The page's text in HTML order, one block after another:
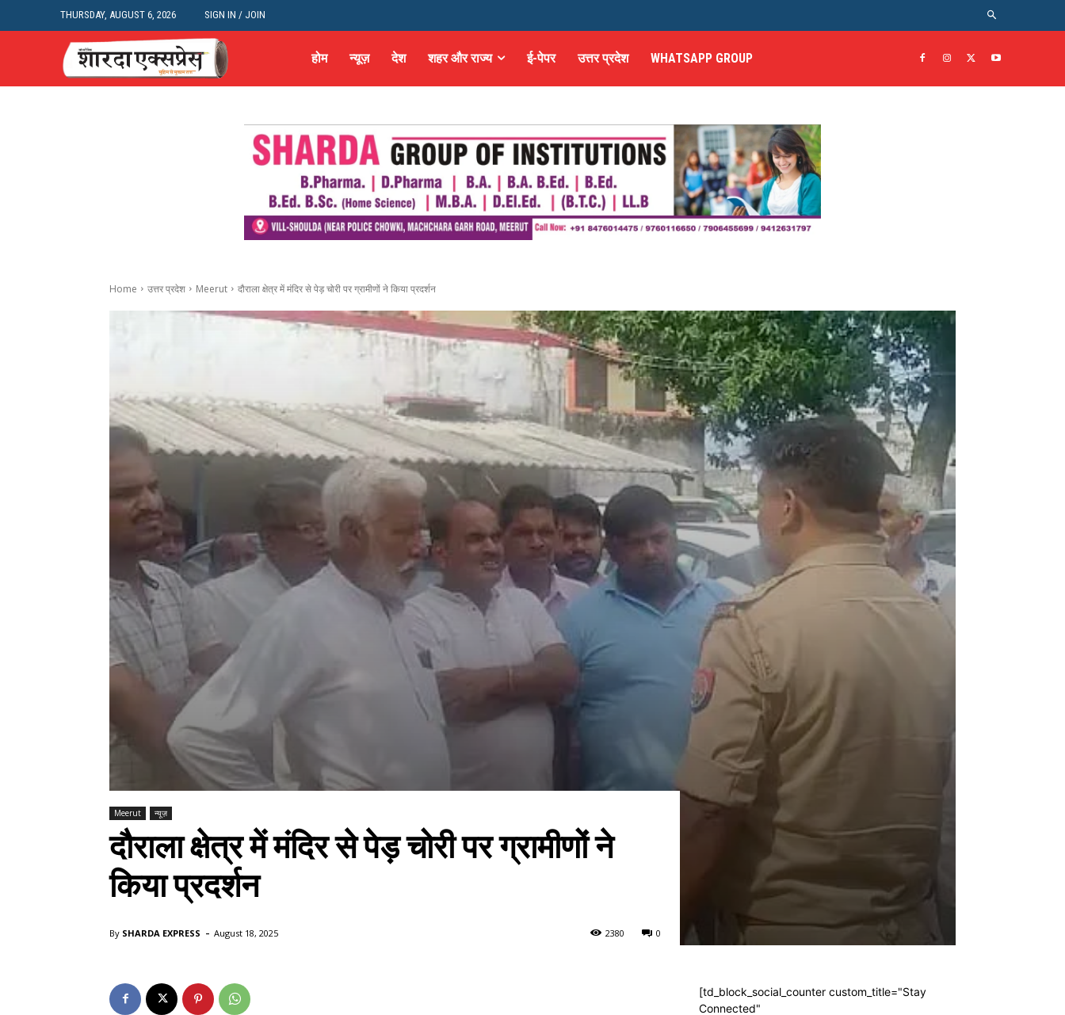
THURSDAY, AUGUST 6, 2026 SIGN IN / JOIN
होम न्यूज़ देश शहर और राज्य ई-पेपर उत्तर प्रदेश WHATSAPP GROUP
Home उत्तर प्रदेश Meerut दौराला क्षेत्र में मंदिर से पेड़ चोरी पर ग्रामीणों ने किया प्रदर्शन
Meerut न्यूज़
दौराला क्षेत्र में मंदिर से पेड़ चोरी पर ग्रामीणों ने
किया प्रदर्शन
By SHARDA EXPRESS - August 18, 2025 0
2380
[td_block_social_counter custom_title="Stay
Connected"